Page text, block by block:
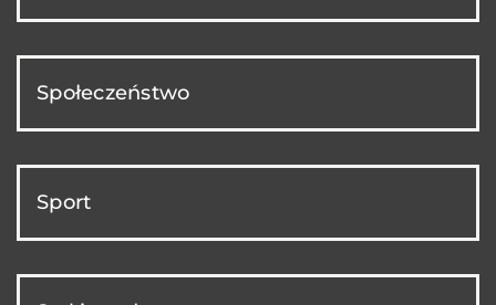
Społeczeństwo
Sport